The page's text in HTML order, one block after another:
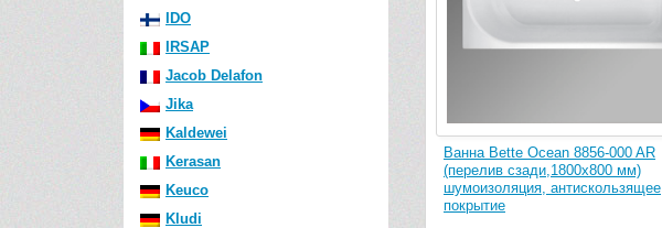
IDO
IRSAP
Jacob Delafon
Jika
Kaldewei
Kerasan
Keuco
Kludi
Ванна Bette Ocean 8856-000 AR
(перелив сзади,1800х800 мм)
шумоизоляция, антискользящее
покрытие